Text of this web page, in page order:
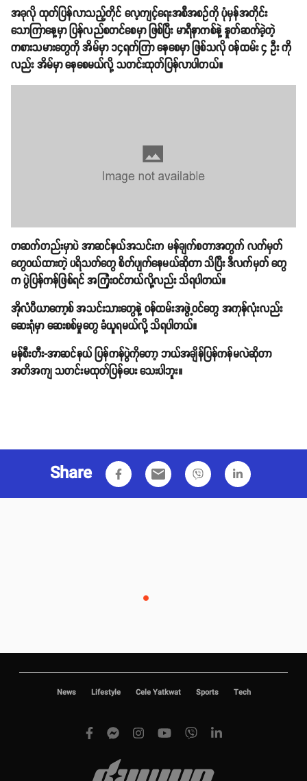
အခုလို ထုတ်ပြန်လာသည့်တိုင် လေ့ကျင့်ရေးအစီအစဥ်ကို ပုံမှန်အတိုင်း
သောကြာနေ့မှာ ပြန်လည်စတင်စေမှာ ဖြစ်ပြီး မာရီနာကစ်နဲ့ နှုတ်ဆက်ခဲ့တဲ့
ကစားသမားတွေကို အိမ်မှာ ၁၄ရက်ကြာ နေစေမှာ ဖြစ်သလို ဝန်ထမ်း ၄ ဦး ကို
လည်း အိမ်မှာ နေစေမယ်လို့ သတင်းထုတ်ပြန်လာပါတယ်။
တဆက်တည်းမှာပဲ အာဆင်နယ်အသင်းက မန်ချက်စတာအတွက် လက်မှတ်
တွေဝယ်ထားတဲ့ ပရိသတ်တွေ စိတ်ပျက်နေမယ်ဆိုတာ သိပြီး ဒီလက်မှတ် တွေ
က ပွဲပြန်ကန်ဖြစ်ရင် အကြုံးဝင်တယ်လို့လည်း သိရပါတယ်။
အိုလံပီယာကော့စ် အသင်းသားတွေနဲ့ ဝန်ထမ်းအဖွဲ့ဝင်တွေ အကုန်လုံးလည်း
ဆေးရုံမှာ ဆေးစစ်မှုတွေ ခံယူရမယ်လို့ သိရပါတယ်။
မန်စီးတီး-အာဆင်နယ် ပြန်ကန်ပွဲကိုတော့ ဘယ်အချိန်ပြန်ကန်မလဲဆိုတာ
အတိအကျ သတင်းမထုတ်ပြန်ပေး သေးပါဘူး။
Share email
News Lifestyle Cele Yatkwat Sports Tech